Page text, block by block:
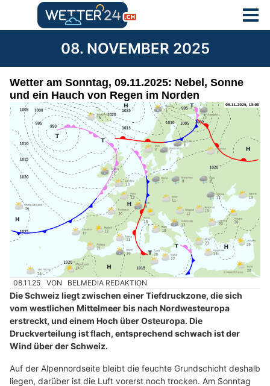
08. NOVEMBER 2025
Wetter am Sonntag, 09.11.2025: Nebel, Sonne
und ein Hauch von Regen im Norden
08.11.25 VON BELMEDIA REDAKTION
Die Schweiz liegt zwischen einer Tiefdruckzone, die sich
vom westlichen Mittelmeer bis nach Nordwesteuropa
erstreckt, und einem Hoch über Osteuropa. Die
Druckverteilung ist flach, entsprechend schwach ist der
Wind über der Schweiz.
Auf der Alpennordseite bleibt die feuchte Grundschicht deshalb
liegen, darüber ist die Luft vorerst noch trocken. Am Sonntag